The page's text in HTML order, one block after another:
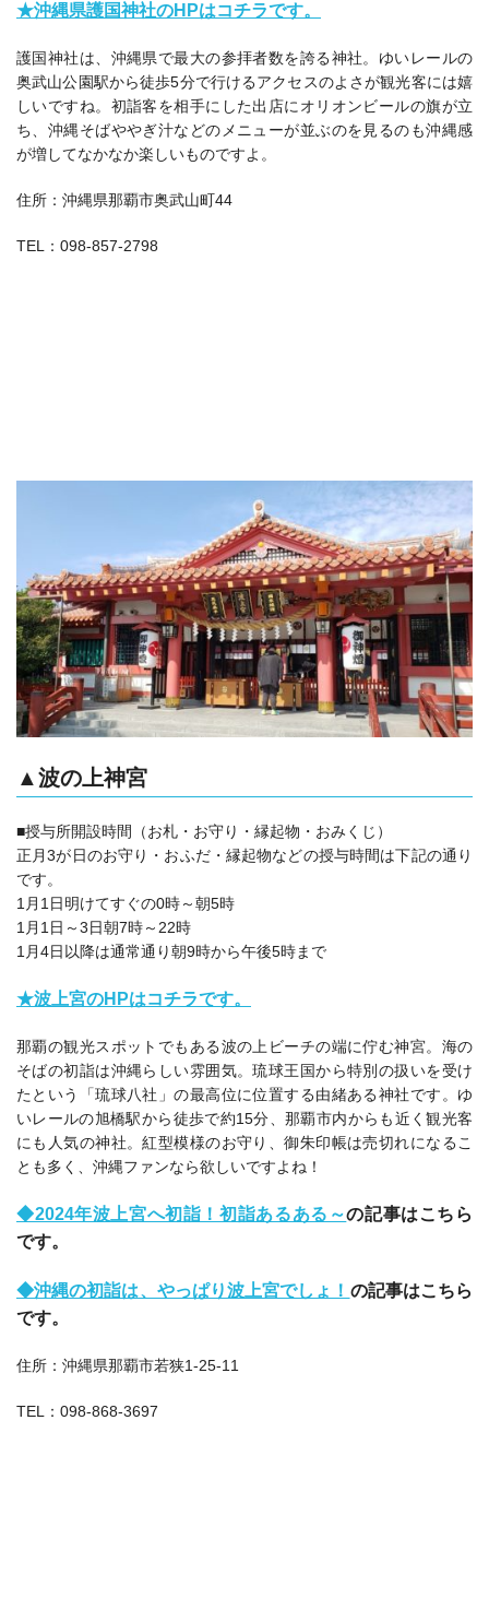
★沖縄県護国神社のHPはコチラです。
護国神社は、沖縄県で最大の参拝者数を誇る神社。ゆいレールの
奥武山公園駅から徒歩5分で行けるアクセスのよさが観光客には嬉
しいですね。初詣客を相手にした出店にオリオンビールの旗が立
ち、沖縄そばややぎ汁などのメニューが並ぶのを見るのも沖縄感
が増してなかなか楽しいものですよ。
住所：沖縄県那覇市奥武山町44
TEL：098-857-2798
▲波の上神宮
■授与所開設時間（お札・お守り・縁起物・おみくじ）
正月3が日のお守り・おふだ・縁起物などの授与時間は下記の通り
です。
1月1日明けてすぐの0時～朝5時
1月1日～3日朝7時～22時
1月4日以降は通常通り朝9時から午後5時まで
★波上宮のHPはコチラです。
那覇の観光スポットでもある波の上ビーチの端に佇む神宮。海の
そばの初詣は沖縄らしい雰囲気。琉球王国から特別の扱いを受け
たという「琉球八社」の最高位に位置する由緒ある神社です。ゆ
いレールの旭橋駅から徒歩で約15分、那覇市内からも近く観光客
にも人気の神社。紅型模様のお守り、御朱印帳は売切れになるこ
とも多く、沖縄ファンなら欲しいですよね！
◆2024年波上宮へ初詣！初詣あるある～の記事はこちら
です。
◆沖縄の初詣は、やっぱり波上宮でしょ！ の記事はこちら
です。
住所：沖縄県那覇市若狭1-25-11
TEL：098-868-3697